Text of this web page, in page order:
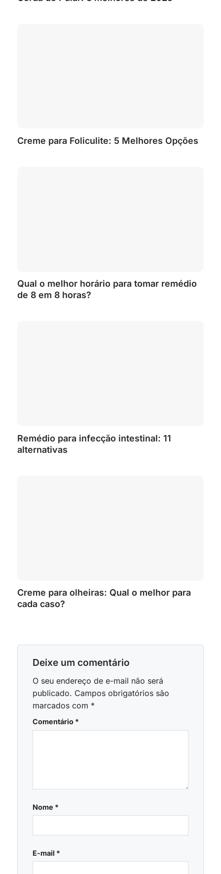
Creme para Foliculite: 5 Melhores Opções
Qual o melhor horário para tomar remédio
de 8 em 8 horas?
Remédio para infecção intestinal: 11
alternativas
Creme para olheiras: Qual o melhor para
cada caso?
Deixe um comentário
O seu endereço de e-mail não será
publicado. Campos obrigatórios são
marcados com *
Comentário *
Nome *
E-mail *